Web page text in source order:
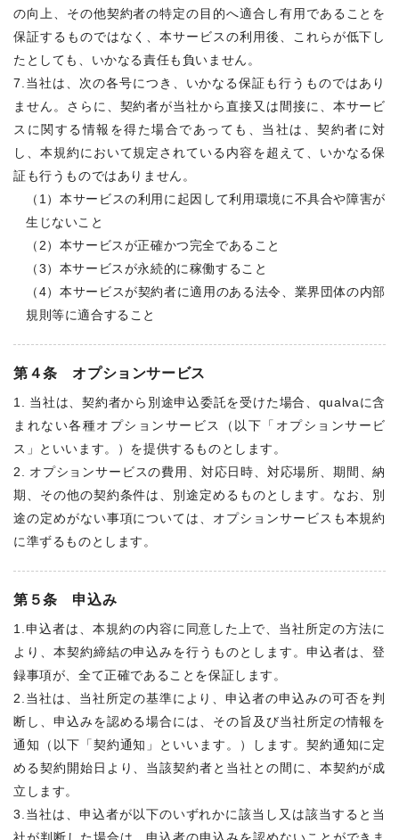
の向上、その他契約者の特定の目的へ適合し有用であることを
保証するものではなく、本サービスの利用後、これらが低下し
たとしても、いかなる責任も負いません。
7.当社は、次の各号につき、いかなる保証も行うものではあり
ません。さらに、契約者が当社から直接又は間接に、本サービ
スに関する情報を得た場合であっても、当社は、契約者に対
し、本規約において規定されている内容を超えて、いかなる保
証も行うものではありません。
（1）本サービスの利用に起因して利用環境に不具合や障害が
生じないこと
（2）本サービスが正確かつ完全であること
（3）本サービスが永続的に稼働すること
（4）本サービスが契約者に適用のある法令、業界団体の内部
規則等に適合すること
第４条 オプションサービス
1. 当社は、契約者から別途申込委託を受けた場合、qualvaに含
まれない各種オプションサービス（以下「オプションサービ
ス」といいます。）を提供するものとします。
2. オプションサービスの費用、対応日時、対応場所、期間、納
期、その他の契約条件は、別途定めるものとします。なお、別
途の定めがない事項については、オプションサービスも本規約
に準ずるものとします。
第５条 申込み
1.申込者は、本規約の内容に同意した上で、当社所定の方法に
より、本契約締結の申込みを行うものとします。申込者は、登
録事項が、全て正確であることを保証します。
2.当社は、当社所定の基準により、申込者の申込みの可否を判
断し、申込みを認める場合には、その旨及び当社所定の情報を
通知（以下「契約通知」といいます。）します。契約通知に定
める契約開始日より、当該契約者と当社との間に、本契約が成
立します。
3.当社は、申込者が以下のいずれかに該当し又は該当すると当